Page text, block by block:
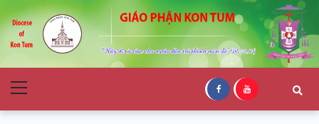
to
navigation
to
content
Giáo Phận Kon
Tum
Menu